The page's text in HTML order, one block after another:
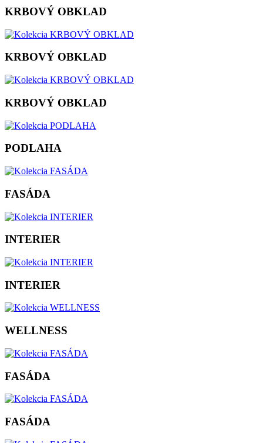
KRBOVÝ OBKLAD
KRBOVÝ OBKLAD
KRBOVÝ OBKLAD
PODLAHA
FASÁDA
INTERIER
INTERIER
WELLNESS
FASÁDA
FASÁDA